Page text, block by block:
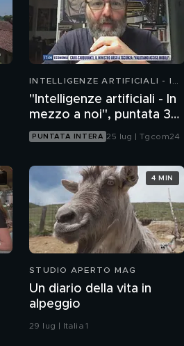
INTELLIGENZE ARTIFICIALI - IN
"Intelligenze artificiali - In
mezzo a noi", puntata 35:
il progetto Glasswing
PUNTATA INTERA 25 lug | Tgcom24
STUDIO APERTO MAG
Un diario della vita in
alpeggio
29 lug | Italia 1
4 MIN